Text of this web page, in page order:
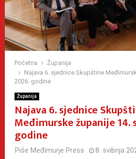
Početna
Županija
Najava 6. sjednice Skupštine
2026. godine
Županija
Najava 6. sjednice
Međimurske županije 14.
godine
Piše Međimurje Press 8. svibnja